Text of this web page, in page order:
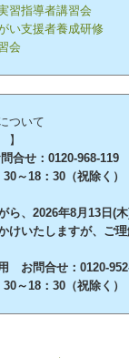
習指導者講習会
い支援者養成研修
会
ついて
合せ：0120-968-119
～18：30（祝除く）
、2026年8月13日(
けいたしますが、ご理
お問合せ：0120-
～18：30（祝除く）